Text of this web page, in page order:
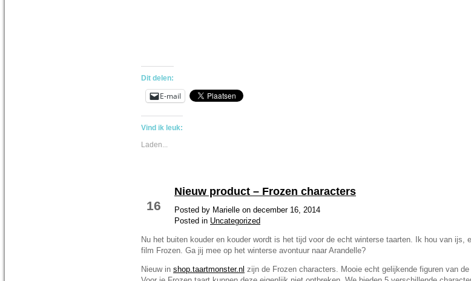
Dit delen:
E-mail
Vind ik leuk:
Laden...
16
Nieuw product – Frozen characters
Posted by Marielle on december 16, 2014
Posted in Uncategorized
Nu het buiten kouder en kouder wordt is het tijd voor de echt winterse taarten. Ik hou van ijs,
film Frozen. Ga jij mee op het winterse avontuur naar Arandelle?
Nieuw in shop.taartmonster.nl zijn de Frozen characters. Mooie echt gelijkende figuren van de